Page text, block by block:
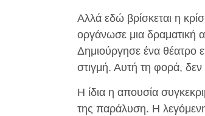
Αλλά εδώ βρίσκεται η
οργάνωσε μια δραματική
Δημιούργησε ένα θέατρο
στιγμή. Αυτή τη φορά,
Η ίδια η απουσία
της παράλυση. Η